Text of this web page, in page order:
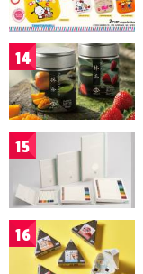
14
15
16